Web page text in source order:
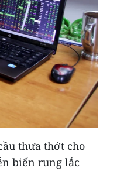
thưa thớt cho
biến rung lắc